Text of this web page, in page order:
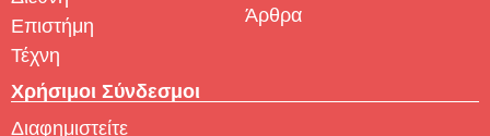
Επιστήμη
Τέχνη
Άρθρα
Χρήσιμοι Σύνδεσμοι
Διαφημιστείτε